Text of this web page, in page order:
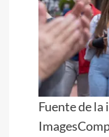
Fuente de la